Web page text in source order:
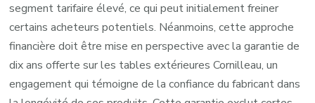
segment tarifaire élevé, ce qui peut initialement freiner
certains acheteurs potentiels. Néanmoins, cette approche
financière doit être mise en perspective avec la garantie de
dix ans offerte sur les tables extérieures Cornilleau, un
engagement qui témoigne de la confiance du fabricant dans